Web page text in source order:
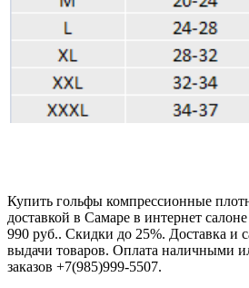
Купить гольфы компрессионные
доставкой в Самаре в интернет
990 руб.. Скидки до 25%. Доставка и
выдачи товаров. Оплата наличными
заказов +7(985)999-5507.